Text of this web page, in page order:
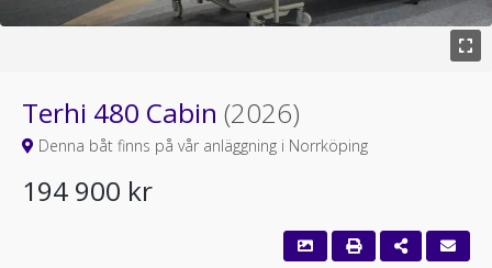
Terhi 480 Cabin (2026)
Denna båt finns på vår anläggning i Norrköping
194 900 kr